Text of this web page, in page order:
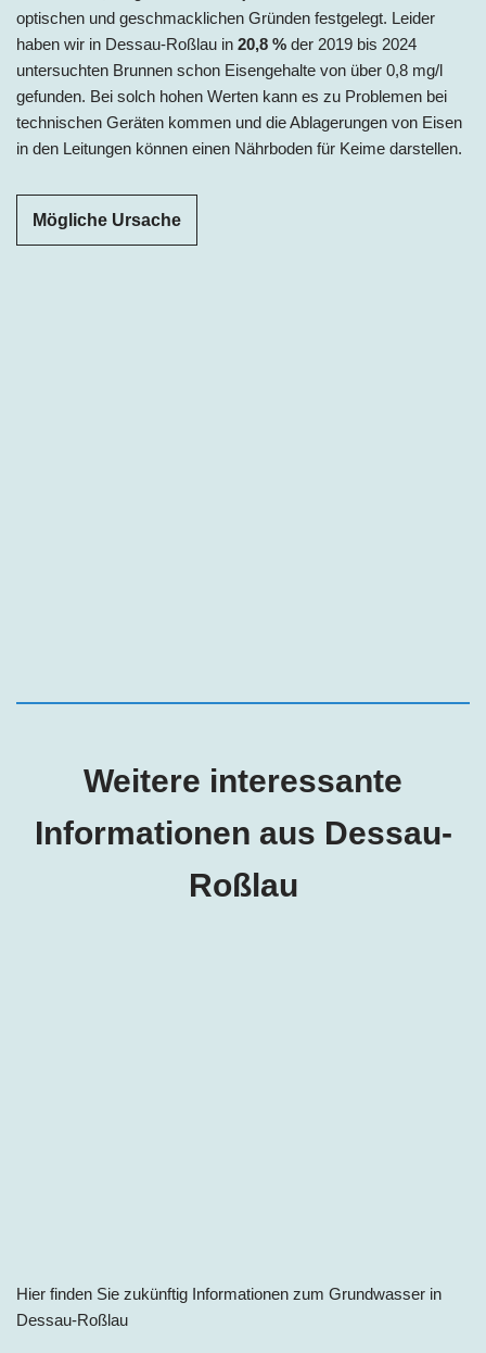
optischen und geschmacklichen Gründen festgelegt. Leider
haben wir in Dessau-Roßlau in 20,8 % der 2019 bis 2024
untersuchten Brunnen schon Eisengehalte von über 0,8 mg/l
gefunden. Bei solch hohen Werten kann es zu Problemen bei
technischen Geräten kommen und die Ablagerungen von Eisen
in den Leitungen können einen Nährboden für Keime darstellen.
Mögliche Ursache
Weitere interessante
Informationen aus Dessau-
Roßlau
Hier finden Sie zukünftig Informationen zum Grundwasser in
Dessau-Roßlau